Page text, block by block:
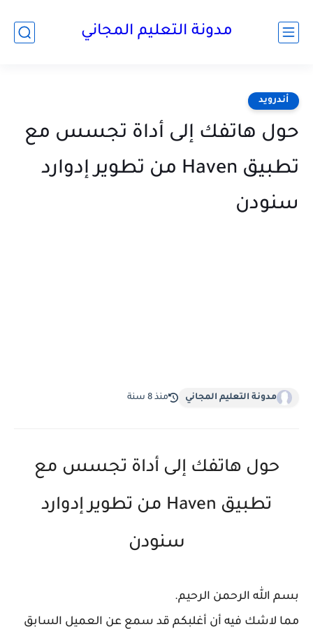
مدونة التعليم المجاني
أندرويد
حول هاتفك إلى أداة تجسس مع
تطبيق Haven من تطوير إدوارد
سنودن
مدونة التعليم المجاني منذ 8 سنة
حول هاتفك إلى أداة تجسس مع
تطبيق Haven من تطوير إدوارد
سنودن
بسم الله الرحمن الرحيم.
مما لاشك فيه أن أغلبكم قد سمع عن العميل السابق